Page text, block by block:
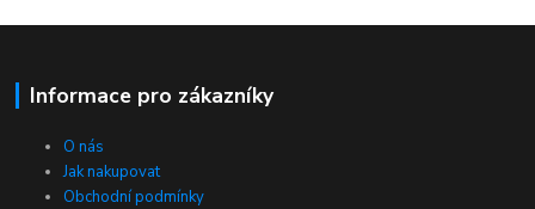
Informace pro zákazníky
O nás
Jak nakupovat
Obchodní podmínky